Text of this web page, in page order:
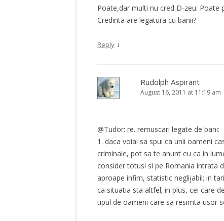
Poate,dar multi nu cred D-zeu. Poate
Credinta are legatura cu banii?
Reply ↓
Rudolph Aspirant
August 16, 2011 at 11:19 am
@Tudor: re. remuscari legate de bani:
1. daca voiai sa spui ca unii oameni
criminale, pot sa te anunt eu ca in
consider totusi si pe Romania intrata
aproape infim, statistic neglijabil; in
ca situatia sta altfel; in plus, cei care
tipul de oameni care sa resimta usor